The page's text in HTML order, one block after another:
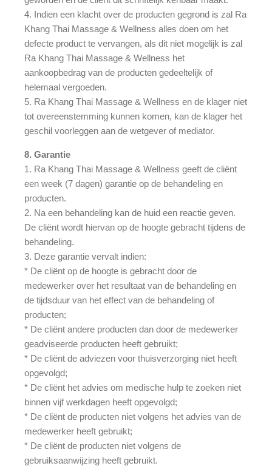
4. Indien een klacht over de producten gegrond is zal Ra
Khang Thai Massage & Wellness alles doen om het
defecte product te vervangen, als dit niet mogelijk is zal
Ra Khang Thai Massage & Wellness het
aankoopbedrag van de producten gedeeltelijk of
helemaal vergoeden.
5. Ra Khang Thai Massage & Wellness en de klager niet
tot overeenstemming kunnen komen, kan de klager het
geschil voorleggen aan de wetgever of mediator.
8. Garantie
1. Ra Khang Thai Massage & Wellness geeft de cliënt
een week (7 dagen) garantie op de behandeling en
producten.
2. Na een behandeling kan de huid een reactie geven.
De cliënt wordt hiervan op de hoogte gebracht tijdens de
behandeling.
3. Deze garantie vervalt indien:
* De cliënt op de hoogte is gebracht door de
medewerker over het resultaat van de behandeling en
de tijdsduur van het effect van de behandeling of
producten;
* De cliënt andere producten dan door de medewerker
geadviseerde producten heeft gebruikt;
* De cliënt de adviezen voor thuisverzorging niet heeft
opgevolgd;
* De cliënt het advies om medische hulp te zoeken niet
binnen vijf werkdagen heeft opgevolgd;
* De cliënt de producten niet volgens het advies van de
medewerker heeft gebruikt;
* De cliënt de producten niet volgens de
gebruiksaanwijzing heeft gebruikt.